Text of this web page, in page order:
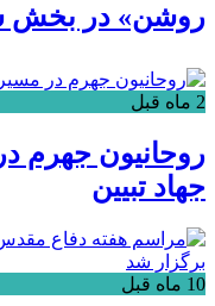
روشن» در بخش
2 ماه قبل
روحانیون جهرم
جهاد تبیین
10 ماه قبل